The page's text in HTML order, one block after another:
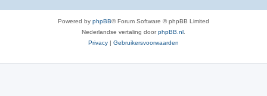
Powered by phpBB® Forum Software © phpBB Limited
Nederlandse vertaling doorphpBB.nl
Privacy | Gebruikersvoorwaarden